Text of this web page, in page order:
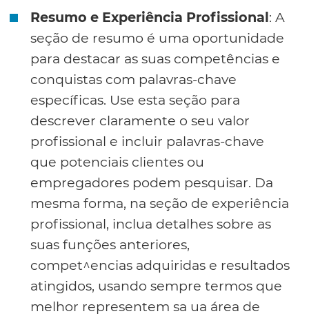
Resumo e Experiência Profissional : A
seção de resumo é uma oportunidade
para destacar as suas competências e
conquistas com palavras-chave
específicas. Use esta seção para
descrever claramente o seu valor
profissional e incluir palavras-chave
que potenciais clientes ou
empregadores podem pesquisar. Da
mesma forma, na seção de experiência
profissional, inclua detalhes sobre as
suas funções anteriores,
compet^encias adquiridas e resultados
atingidos, usando sempre termos que
melhor representem sa ua área de